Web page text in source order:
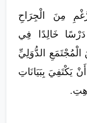
مِنَ الْجِرَاحِ
دَرْسًا خَالِدًا فِي
الْمُجْتَمَعِ الدُّوَلِيِّ
يَكْتَفِيَ بِبَيَانَاتِ